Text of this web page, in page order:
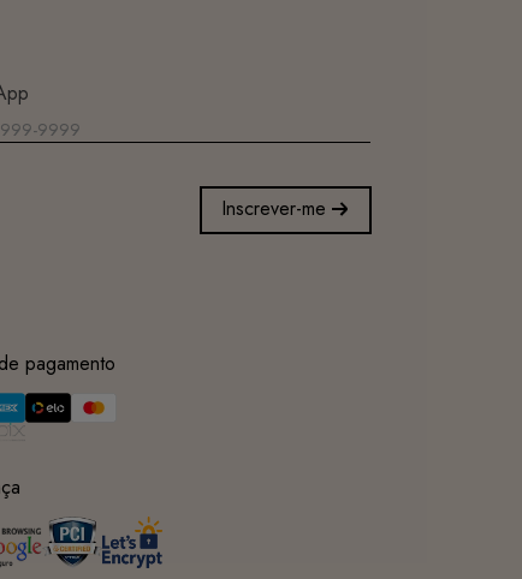
Inscrever-me
pagamento